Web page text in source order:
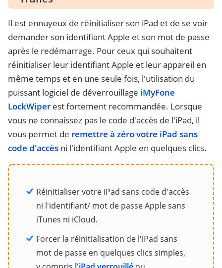
Il est ennuyeux de réinitialiser son iPad et de se voir
demander son identifiant Apple et son mot de passe
après le redémarrage. Pour ceux qui souhaitent
réinitialiser leur identifiant Apple et leur appareil en
même temps et en une seule fois, l'utilisation du
puissant logiciel de déverrouillage iMyFone
LockWiper est fortement recommandée. Lorsque
vous ne connaissez pas le code d'accès de l'iPad, il
vous permet de remettre à zéro votre iPad sans
code d'accès ni l'identifiant Apple en quelques clics.
Réinitialiser votre iPad sans code d'accès
ni l'identifiant/ mot de passe Apple sans
iTunes ni iCloud.
Forcer la réinitialisation de l'iPad sans
mot de passe en quelques clics simples,